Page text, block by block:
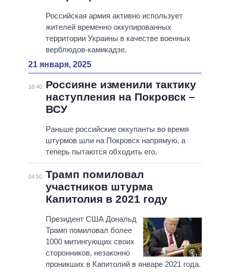
Российская армия активно использует
жителей временно оккупированных
территории Украины в качестве военных
верблюдов-камикадзе.
21 января, 2025
18:40
Россияне изменили тактику
наступления на Покровск –
ВСУ
Раньше российские оккупанты во время
штурмов шли на Покровск напрямую, а
теперь пытаются обходить его.
04:50 Трамп помиловал
участников штурма
Капитолия в 2021 году
Президент США Дональд
Трамп помиловал более
1000 митингующих своих
сторонников, незаконно
проникших в Капитолий в январе 2021 года.